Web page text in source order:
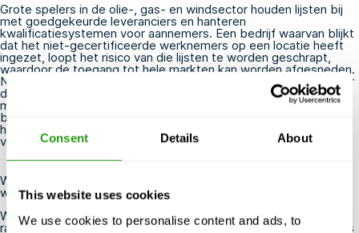
Consent Details About
This website uses cookies
We use cookies to personalise content and ads, to
Grote spelers in de olie-, gas- en windsector houden lijsten bij
met goedgekeurde leveranciers en hanteren
kwalificatiesystemen voor aannemers. Een bedrijf waarvan blijkt
dat het niet-gecertificeerde werknemers op een locatie heeft
ingezet, loopt het risico van die lijsten te worden geschrapt,
waardoor de toegang tot hele markten kan worden afgesneden.
Naast formele contracten gaat het nieuws snel in sectoren waar
dezelfde exploitanten, veiligheidsmanagers en inkoopteams bij
meerdere projecten betrokken zijn. Een reputatie van
bezuinigingen op
herstellen, vooral nu de sector steeds meer nadruk legt op
veiligheidscultuur en de verantwoordelijkheid van aannemers.
Wie is aansprakelijk wanneer een niet-gecertificeerde
werknemer op zee gewond raakt?
Wanneer een niet-gecertificeerde werknemer offshore gewond
raakt, ligt de juridische en financiële aansprakelijkheid doorgaans